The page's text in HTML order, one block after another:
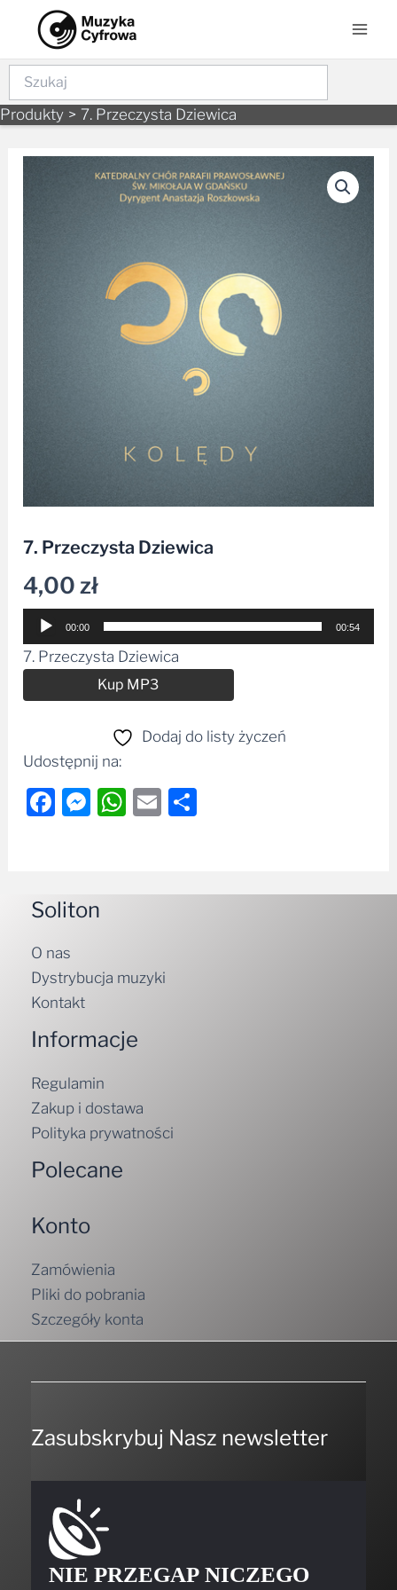
content
Szukaj
Produkty 7. Przeczysta Dziewica
7. Przeczysta Dziewica
4,00zł
Odtwarzacz
plików
dźwiękowych
00:00 00:54
7. Przeczysta Dziewica
Kup MP3
Dodaj do listy życzeń
Udostępnij na:
Facebook
Messenger
WhatsApp
Email
Soliton
O nas
Dystrybucja muzyki
Kontakt
Informacje
Regulamin
Zakup i dostawa
Polityka prywatności
Polecane
Konto
Zamówienia
Pliki do pobrania
Szczegóły konta
Zasubskrybuj Nasz newsletter
NIE PRZEGAP NICZEGO